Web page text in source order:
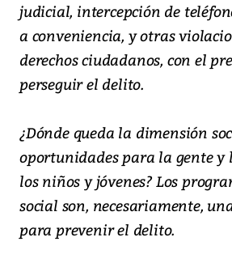
judicial, intercepción de
a conveniencia, y otras
derechos ciudadanos, con el
perseguir el delito.
¿Dónde queda la dimensión
oportunidades para la gente y
los niños y jóvenes? Los
social son, necesariamente,
para prevenir el delito.